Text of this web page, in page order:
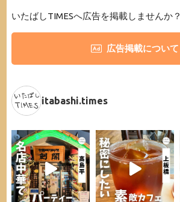
いたばしTIMESへ広告を掲載しませんか？
広告掲載について
itabashi.times